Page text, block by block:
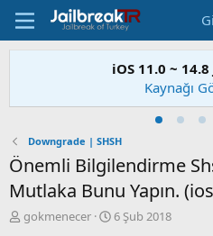
iOS 11.0 ~
Kaynağı
Downgrade | SHSH
Önemli Bilgilendirme
Mutlaka Bunu Yapın.
K
gokmenecer
B
6 Şub 2018